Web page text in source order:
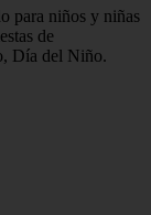
para niños y niñas
de
Día del Niño.